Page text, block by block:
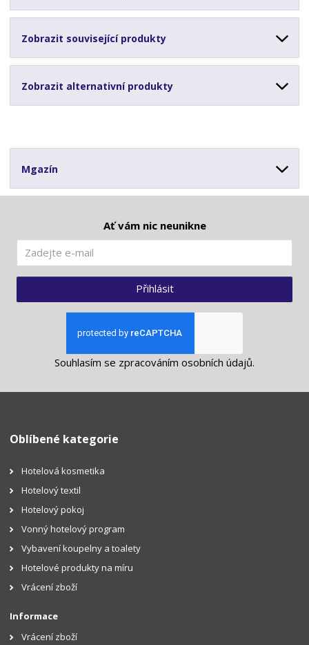
Zobrazit související produkty
Zobrazit alternativní produkty
Mgazín
Ať vám nic neunikne
Přihlásit
Souhlasím se zpracováním osobních údajů.
Oblíbené kategorie
Hotelová kosmetika
Hotelový textil
Hotelový pokoj
Vonný hotelový program
Vybavení koupelny a toalety
Hotelové produkty na míru
Vrácení zboží
Informace
Vrácení zboží